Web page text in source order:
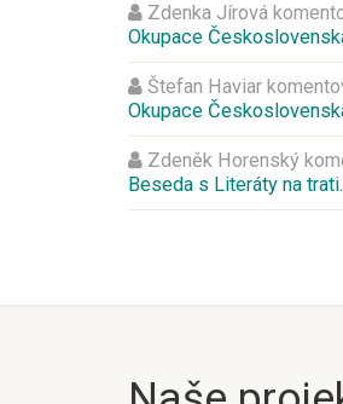
Zdenka Jírová
Okupace
Štefan Haviar
Okupace
Zdeněk Horenský
Beseda s Literáty na trati.